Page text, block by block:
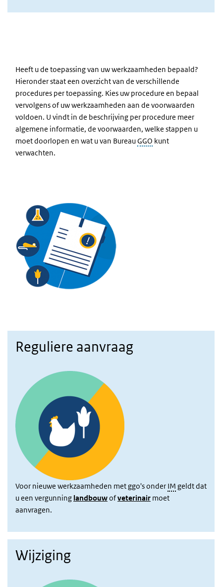
Heeft u de toepassing van uw werkzaamheden bepaald?
Hieronder staat een overzicht van de verschillende
procedures per toepassing. Kies uw procedure en bepaal
vervolgens of uw werkzaamheden aan de voorwaarden
voldoen. U vindt in de beschrijving per procedure meer
algemene informatie, de voorwaarden, welke stappen u
moet doorlopen en wat u van BureauGGO kunt
verwachten.
Reguliere aanvraag
Voor nieuwe werkzaamheden met ggo's onder IM geldt dat
u een vergunning landbouwofveterinair moet
aanvragen.
Wijziging